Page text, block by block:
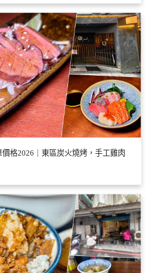
格2026｜東區炭火燒烤，手工雞肉